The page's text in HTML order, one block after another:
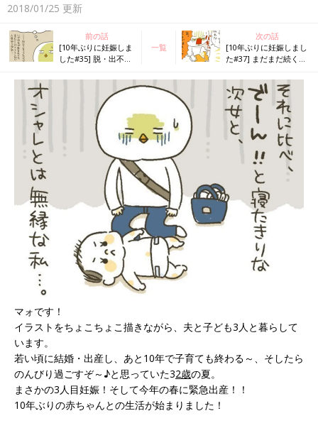
2018/01/25 更新
前の話
[10年ぶりに妊娠しま
した#35] 脱・出不
一覧
次の話
[10年ぶりに妊娠しまし
た#37] まだまだ続く
マォです！
イラストをちょこちょこ描きながら、夫と子ども3人と暮らして
います。
若い頃に結婚・出産し、あと10年で子育ても終わる～、そしたら
のんびり過ごすぞ～♪と思っていた32歳の夏。
まさかの3人目妊娠！そして今年の春に緊急出産！！
10年ぶりの赤ちゃんとの生活が始まりました！